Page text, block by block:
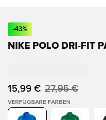
-43%
NIKE POLO DRI-FIT
15,99 € 27,95 €
VERFÜGBARE FARBEN